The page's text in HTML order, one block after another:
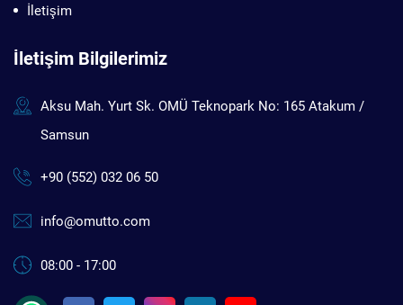
İletişim
İletişim Bilgilerimiz
Aksu Mah. Yurt Sk. OMÜ Teknopark No: 165 Atakum /
Samsun
+90 (552) 032 06 50
info@omutto.com
08:00 - 17:00